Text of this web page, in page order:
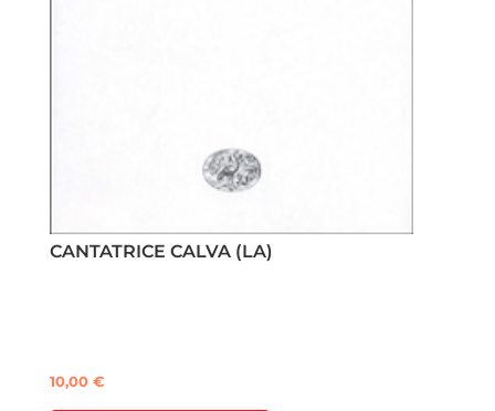
CANTATRICE CALVA (LA)
10,00€